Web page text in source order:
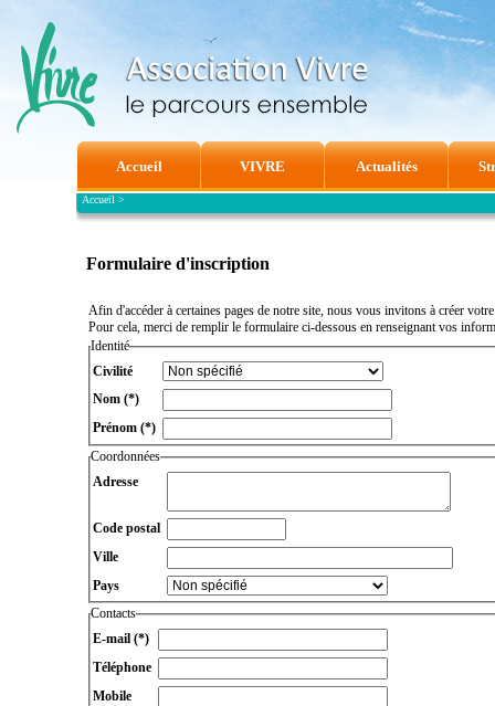
Accueil VIVRE Actualités
Accueil >
Formulaire d'inscription
Afin d'accéder à certaines pages de notre site, nous vous invitons à créer
Pour cela, merci de remplir le formulaire ci-dessous en renseignant vos
Identité
Civilité
Nom (*)
Prénom (*)
Coordonnées
Adresse
Code postal
Ville
Pays
Contacts
E-mail (*)
Téléphone
Mobile